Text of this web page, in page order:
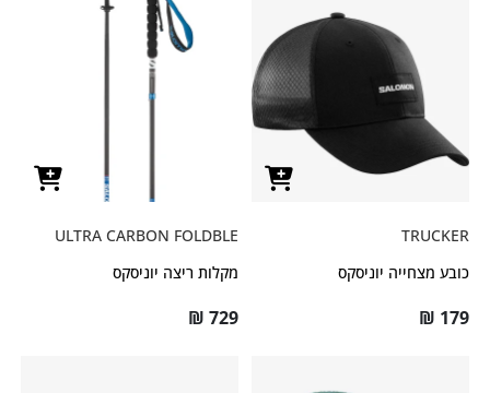
TRUCKER
כובע מצחייה יוניסקס
₪ 179
ULTRA CARBON FOLDBLE
מקלות ריצה יוניסקס
₪ 729